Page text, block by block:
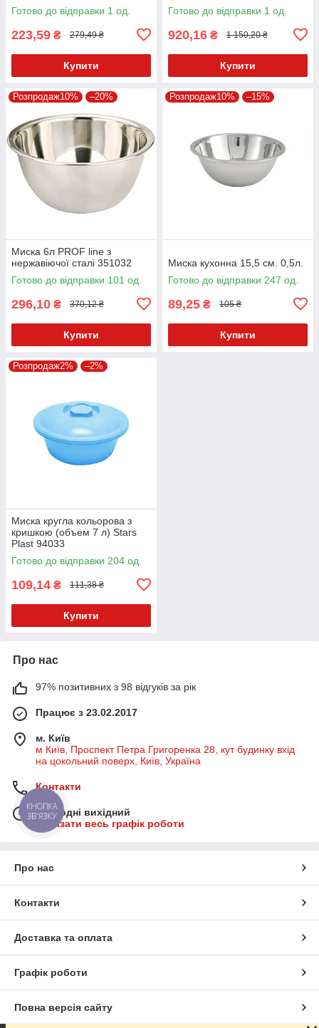
Готово до відправки 1 од.
223,59 ₴ 279,49 ₴
Купити
Готово до відправки 1 од.
920,16 ₴ 1 150,20 ₴
Купити
Розпродаж10% –20%
Миска 6л PROF line з
нержавіючої сталі 351032
Готово до відправки 101 од.
296,10 ₴ 370,12 ₴
Купити
Розпродаж10% –15%
Миска кухонна 15,5 см. 0,5л.
Готово до відправки 247 од.
89,25 ₴ 105 ₴
Купити
Розпродаж2% –2%
Миска кругла кольорова з
кришкою (объем 7 л) Stars
Plast 94033
Готово до відправки 204 од.
109,14 ₴ 111,38 ₴
Купити
Про нас
97% позитивних з 98 відгуків за рік
Працює з 23.02.2017
м. Київ
м Київ, Проспект Петра Григоренка 28, кут будинку вхід
на цокольний поверх, Київ, Україна
Контакти
Сьогодні вихідний
Показати весь графік роботи
Про нас
Контакти
Доставка та оплата
Графік роботи
Повна версія сайту
КНОПКА
ЗВ'ЯЗКУ